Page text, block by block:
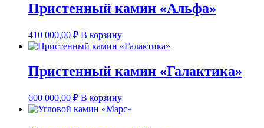
Пристенный камин «Альфа»
410 000,00 ₽ В корзину
Пристенный камин «Галактика»
600 000,00 ₽ В корзину